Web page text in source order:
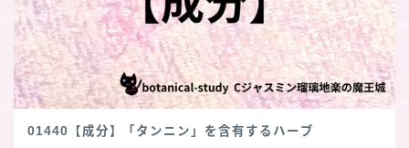
01440【成分】「タンニン」を含有するハーブ